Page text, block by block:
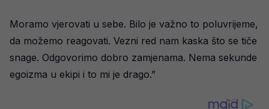
Moramo vjerovati u sebe. Bilo je važno to poluvrijeme,
da možemo reagovati. Vezni red nam kaska što se tiče
snage. Odgovorimo dobro zamjenama. Nema sekunde
egoizma u ekipi i to mi je drago.”